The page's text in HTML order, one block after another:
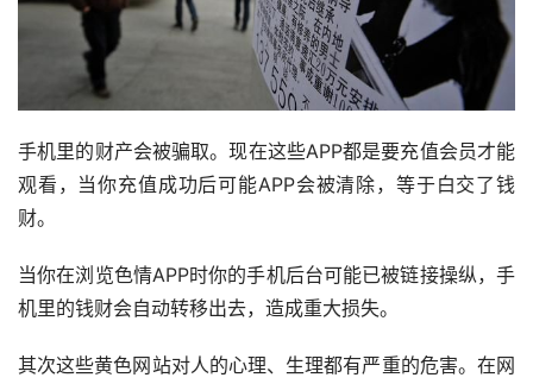
手机里的财产会被骗取。现在这些APP都是要充值会员才能
观看，当你充值成功后可能APP会被清除，等于白交了钱
财。
当你在浏览色情APP时你的手机后台可能已被链接操纵，手
机里的钱财会自动转移出去，造成重大损失。
其次这些黄色网站对人的心理、生理都有严重的危害。在网